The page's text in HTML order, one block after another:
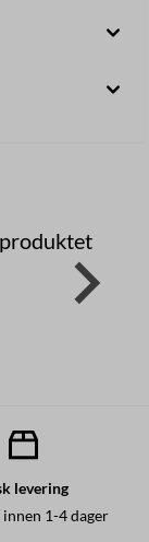
levering
1-4 dager